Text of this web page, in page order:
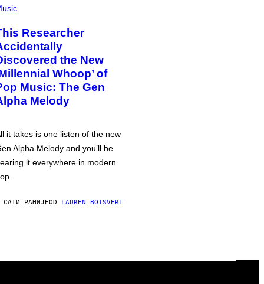
Researcher
the New
Whoop’ of
Music: The Gen
Melody
it takes is one listen of the new
Alpha Melody and you’ll be
it everywhere in modern
САТИ РАНИЈЕOD LAUREN BOISVERT